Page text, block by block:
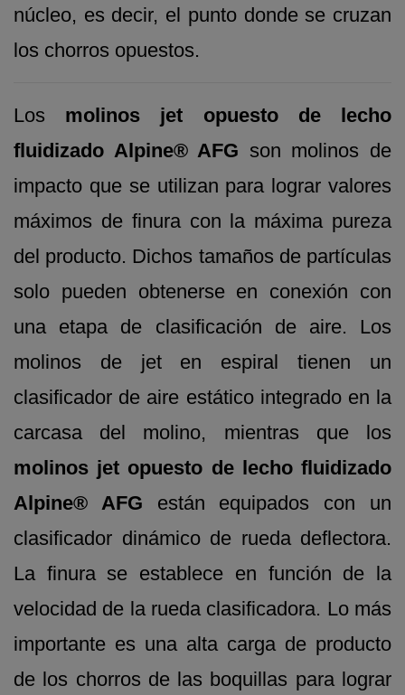
núcleo, es decir, el punto donde se cruzan
los chorros opuestos.
Los molinos jet opuesto de lecho
fluidizado Alpine® AFG son molinos de
impacto que se utilizan para lograr valores
máximos de finura con la máxima pureza
del producto. Dichos tamaños de partículas
solo pueden obtenerse en conexión con
una etapa de clasificación de aire. Los
molinos de jet en espiral tienen un
clasificador de aire estático integrado en la
carcasa del molino, mientras que los
molinos jet opuesto de lecho fluidizado
Alpine® AFG están equipados con un
clasificador dinámico de rueda deflectora.
La finura se establece en función de la
velocidad de la rueda clasificadora. Lo más
importante es una alta carga de producto
de los chorros de las boquillas para lograr